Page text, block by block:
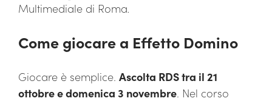
Multimediale di Roma.
Come giocare a Effetto Domino
Giocare è semplice. Ascolta RDS tra il 21
ottobre e domenica 3 novembre. Nel corso